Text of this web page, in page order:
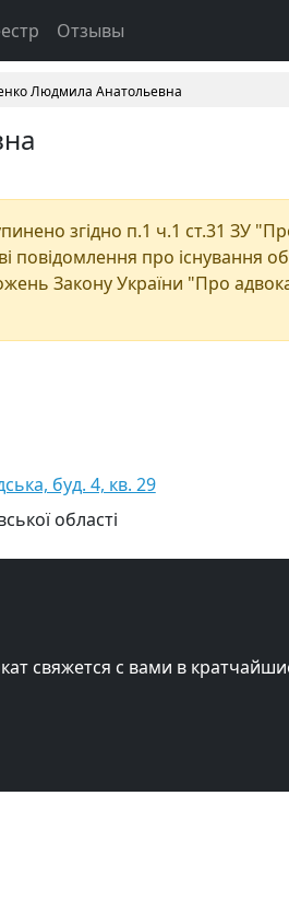
Отзывы
Людмила Анатольевна
згідно п.1 ч.1 ст.31 ЗУ
повідомлення про існування
Закону України "Про
буд. 4, кв. 29
області
свяжется с вами в